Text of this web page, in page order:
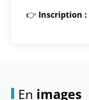
👉 Inscription :
En images